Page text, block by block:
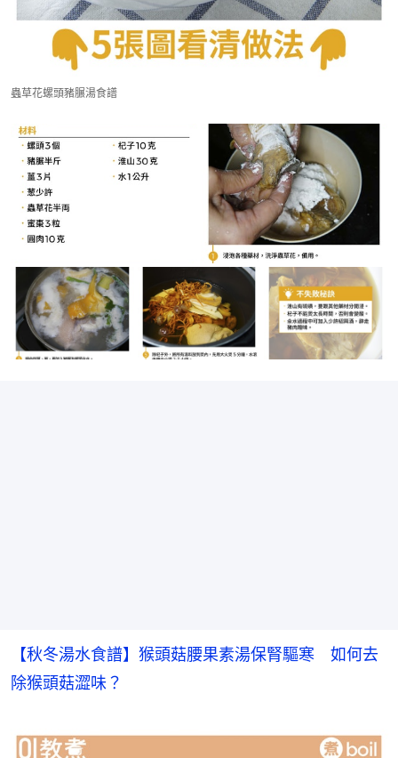
蟲草花螺頭豬𦟌湯食譜
【秋冬湯水食譜】猴頭菇腰果素湯保腎驅寒　如何去
除猴頭菇澀味？